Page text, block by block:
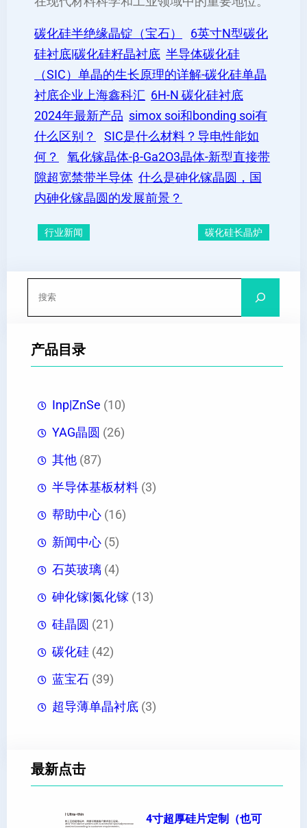
碳化硅半绝缘晶锭（宝⽯）
6英寸N型碳化
硅衬底|碳化硅籽晶衬底 半导体碳化硅
（SIC）单晶的生长原理的详解-碳化硅单晶
衬底企业上海鑫科汇 6H-N 碳化硅衬底
2024年最新产品 simox soi和bonding soi有
什么区别？
SIC是什么材料？导电性能如
何？
氧化镓晶体-β-Ga2O3晶体-新型直接带
隙超宽禁带半导体 什么是砷化镓晶圆，国
内砷化镓晶圆的发展前景？
行业新闻 碳化硅长晶炉
产品目录
Inp|ZnSe (10)
YAG晶圆 (26)
其他 (87)
半导体基板材料 (3)
帮助中心 (16)
新闻中心 (5)
石英玻璃 (4)
砷化镓|氮化镓 (13)
硅晶圆 (21)
碳化硅 (42)
蓝宝石 (39)
超导薄单晶衬底 (3)
最新点击
4寸超厚硅片定制（也可